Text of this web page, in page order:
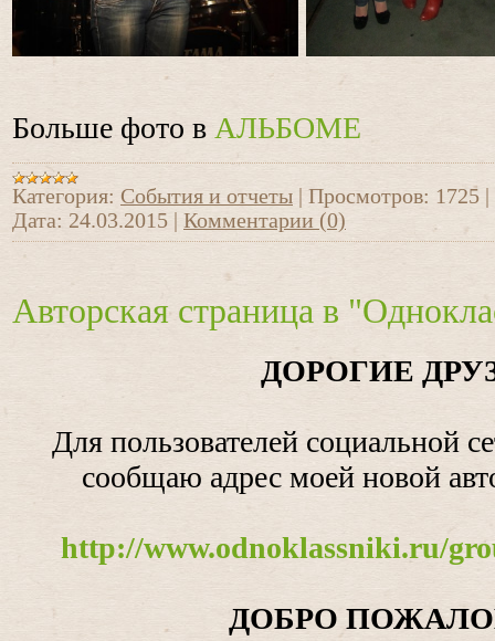
Больше фото в АЛЬБОМЕ
Категория: События и отчеты Просмотров: 1725
Дата: 24.03.2015 Комментарии (0)
Авторская страница в
ДОРОГИЕ
Для пользователей социальной
сообщаю адрес моей новой
http://www.odnoklassniki.ru/
ДОБРО